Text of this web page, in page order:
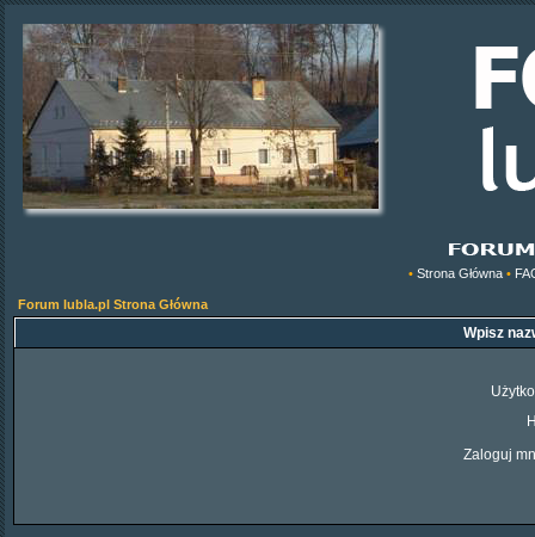
• Strona Główna •
Forum lubla.pl Strona Główna
Wpisz
Zaloguj